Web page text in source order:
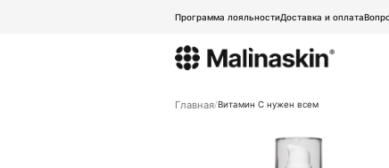
Программа лояльностиДоставка и оплата
Главная Витамин С нужен всем